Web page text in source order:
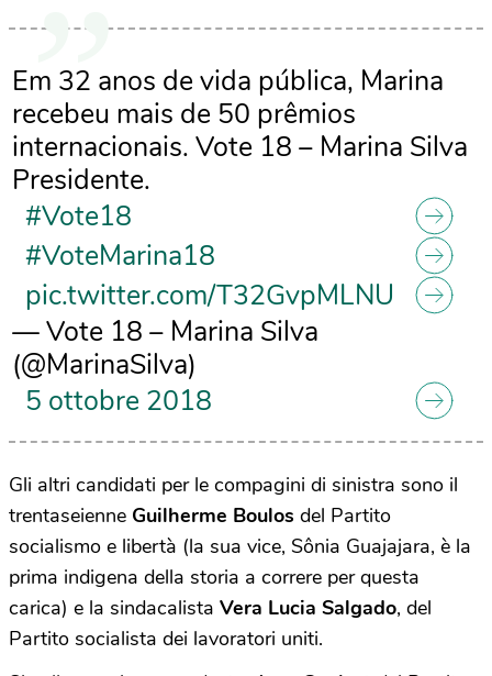
Em 32 anos de vida pública, Marina
recebeu mais de 50 prêmios
internacionais. Vote 18 – Marina Silva
Presidente.
#Vote18
#VoteMarina18
pic.twitter.com/T32GvpMLNU
— Vote 18 – Marina Silva
(@MarinaSilva)
5 ottobre 2018
Gli altri candidati per le compagini di sinistra sono il
trentaseienne Guilherme Boulos del Partito
socialismo e libertà (la sua vice, Sônia Guajajara, è la
prima indigena della storia a correre per questa
carica) e la sindacalista Vera Lucia Salgado, del
Partito socialista dei lavoratori uniti.